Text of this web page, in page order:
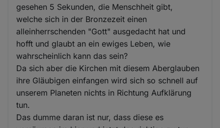
gesehen 5 Sekunden, die Menschheit gibt,
welche sich in der Bronzezeit einen
alleinherrschenden "Gott" ausgedacht hat und
hofft und glaubt an ein ewiges Leben, wie
wahrscheinlich kann das sein?
Da sich aber die Kirchen mit diesem Aberglauben
ihre Gläubigen einfangen wird sich so schnell auf
unserem Planeten nichts in Richtung Aufklärung
tun.
Das dumme daran ist nur, dass diese es